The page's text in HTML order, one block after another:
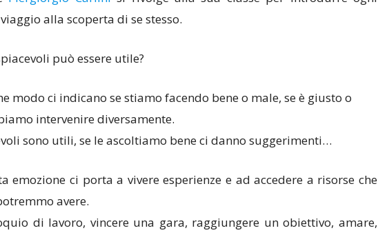
alla scoperta di se stesso.
può essere utile?
modo ci indicano se stiamo facendo bene o male, se è giusto o
intervenire diversamente.
sono utili, se le ascoltiamo bene ci danno suggerimenti…
emozione ci porta a vivere esperienze e ad accedere a risorse che
avere.
di lavoro, vincere una gara, raggiungere un obiettivo, amare,